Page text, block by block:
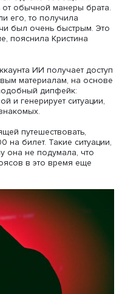
дополняет методы
вынудить жертву
данным. Для
имеющиеся в Сети:
и мимику человека.
пространстве, тем
— отметила
в мессенджерах и
не убедившись в их
знакомые.
сама получила
Однако
от обычной манеры
ли его, то получила
речи был очень
пояснила
аккаунта ИИ получает